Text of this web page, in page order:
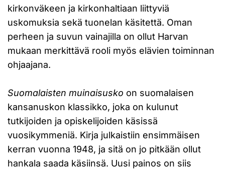
kirkonväkeen ja kirkonhaltiaan liittyviä
uskomuksia sekä tuonelan käsitettä. Oman
perheen ja suvun vainajilla on ollut Harvan
mukaan merkittävä rooli myös elävien toiminnan
ohjaajana.
Suomalaisten muinaisusko on suomalaisen
kansanuskon klassikko, joka on kulunut
tutkijoiden ja opiskelijoiden käsissä
vuosikymmeniä. Kirja julkaistiin ensimmäisen
kerran vuonna 1948, ja sitä on jo pitkään ollut
hankala saada käsiinsä. Uusi painos on siis